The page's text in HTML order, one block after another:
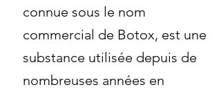
connue sous le nom
commercial de Botox, est une
substance utilisée depuis de
nombreuses années en